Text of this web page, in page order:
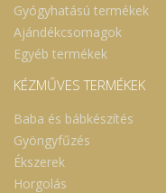
Gyógyhatású termékek
Ajándékcsomagok
Egyéb termékek
KÉZMŰVES TERMÉKEK
Baba és bábkészítés
Gyöngyfűzés
Ékszerek
Horgolás